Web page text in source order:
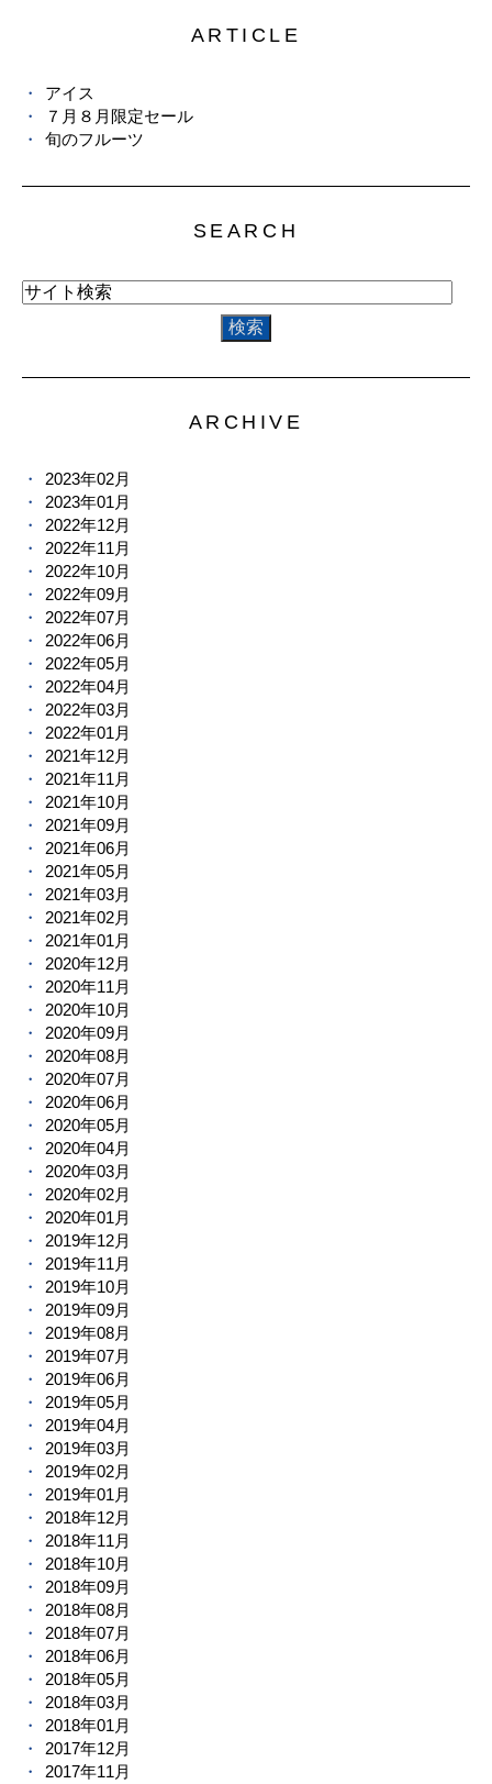
ARTICLE
アイス
７月８月限定セール
旬のフルーツ
SEARCH
ARCHIVE
2023年02月
2023年01月
2022年12月
2022年11月
2022年10月
2022年09月
2022年07月
2022年06月
2022年05月
2022年04月
2022年03月
2022年01月
2021年12月
2021年11月
2021年10月
2021年09月
2021年06月
2021年05月
2021年03月
2021年02月
2021年01月
2020年12月
2020年11月
2020年10月
2020年09月
2020年08月
2020年07月
2020年06月
2020年05月
2020年04月
2020年03月
2020年02月
2020年01月
2019年12月
2019年11月
2019年10月
2019年09月
2019年08月
2019年07月
2019年06月
2019年05月
2019年04月
2019年03月
2019年02月
2019年01月
2018年12月
2018年11月
2018年10月
2018年09月
2018年08月
2018年07月
2018年06月
2018年05月
2018年03月
2018年01月
2017年12月
2017年11月